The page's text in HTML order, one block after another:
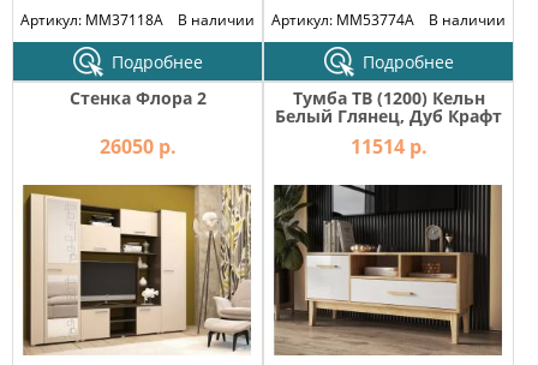
Артикул: MM37118A
В наличии
Подробнее
Артикул: MM53774A
В наличии
Подробнее
Стенка Флора 2
26050 р.
Тумба ТВ (1200) Кельн
Белый Глянец, Дуб Крафт
11514 р.